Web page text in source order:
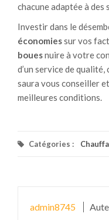
chacune adaptée à
Investir dans le
économiessur vos
bouesnuire à votre
d’un service de qualité,
saura vous conseiller
meilleures conditions.
Catégories :
admin8745